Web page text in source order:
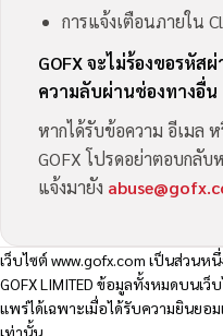
การแจ้งเตือนภายใน
GOFX จะไม่ร้องขอรหัส
ความลับผ่านช่องทางอื่น
หากได้รับข้อความ อีเมล
GOFX โปรดอย่าตอบกลั
แจ้งมายัง
เว็บไซต์ www.gofx.com เป็นส่วนหนึ่
GOFX LIMITED ข้อมูลทั้งหมดบนเ
แพร่ได้เฉพาะเมื่อได้รับความยินยอ